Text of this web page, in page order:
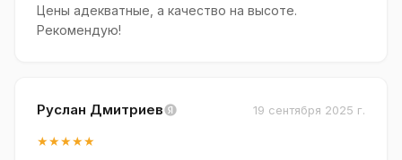
Цены адекватные, а качество на высоте.
Рекомендую!
Руслан Дмитриев 19 сентября 2025 г.
★★★★★